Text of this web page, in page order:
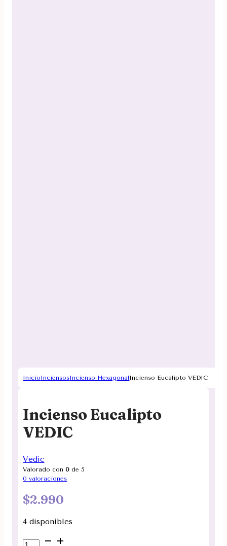
InicioInciensosIncienso HexagonalIncienso Eucalipto VEDIC
Incienso Eucalipto
VEDIC
Vedic
Valorado con0 de 5
0 valoraciones
$2.990
4 disponibles
Incienso